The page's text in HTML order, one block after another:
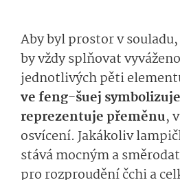
Aby byl prostor v
byvždysplňovat
jednotlivýchpě­ti
vefeng-šuej
reprezentuje přeměnu,
osvícení.Jaká­koliv
stávámocným a
pro rozprouděníčchia